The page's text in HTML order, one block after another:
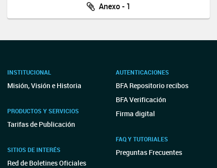
Anexo - 1
INSTITUCIONAL
Misión, Visión e Historia
PRODUCTOS Y SERVICIOS
Tarifas de Publicación
SITIOS DE INTERÉS
Red de Boletines Oficiales
AUTENTICACIONES
BFA Repositorio recibos
BFA Verificación
Firma digital
FAQ Y TUTORIALES
Preguntas Frecuentes